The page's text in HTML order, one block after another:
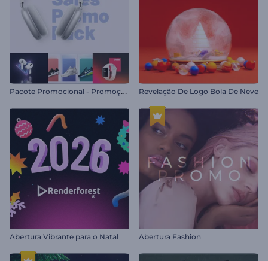
P
acote Promocional - Promoção de Produtos Revelação De Logo Bola De Neve
Abertura Vibrante para o Natal Abertura Fashion